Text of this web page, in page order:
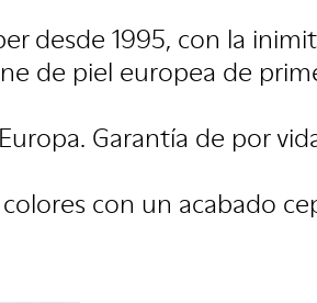
desde 1995, con la
de piel europea de
Garantía de por
con un acabado